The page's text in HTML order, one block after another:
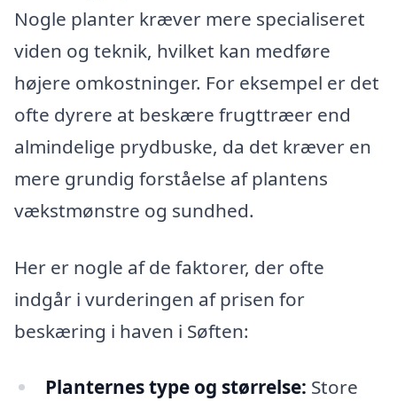
Nogle planter kræver mere specialiseret
viden og teknik, hvilket kan medføre
højere omkostninger. For eksempel er det
ofte dyrere at beskære frugttræer end
almindelige prydbuske, da det kræver en
mere grundig forståelse af plantens
vækstmønstre og sundhed.
Her er nogle af de faktorer, der ofte
indgår i vurderingen af prisen for
beskæring i haven i Søften:
Planternes type og størrelse: Store